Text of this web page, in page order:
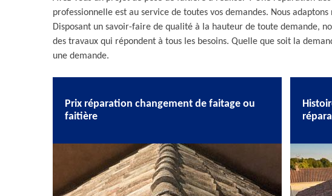
professionnelle est au service de toutes vos demandes. Nous
Disposant un savoir-faire de qualité à la hauteur de toute demande,
des travaux qui répondent à tous les besoins. Quelle que soit la
une demande.
Prix réparation changement de faitage ou
faitière